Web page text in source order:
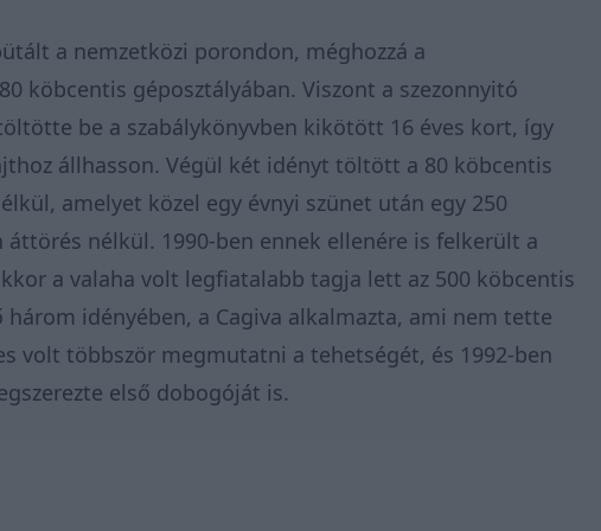
a nemzetközi porondon, méghozzá a
köbcentis géposztályában. Viszont a szezonnyitó
be a szabálykönyvben kikötött 16 éves kort, így
állhasson. Végül két idényt töltött a 80 köbcentis
amelyet közel egy évnyi szünet után egy 250
nélkül. 1990-ben ennek ellenére is felkerült a
a valaha volt legfiatalabb tagja lett az 500 köbcentis
három idényében, a Cagiva alkalmazta, ami nem tette
volt többször megmutatni a tehetségét, és 1992-ben
első dobogóját is.